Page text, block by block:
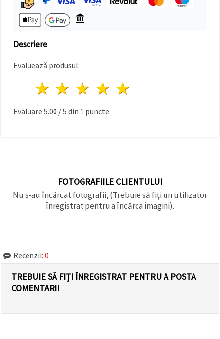
Descriere
Evaluează produsul:
4 stele
3 stele
2 stele
1 stea
Evaluare 5.00 /5 din 1 puncte.
FOTOGRAFIILE CLIENTULUI
Nu s-au încărcat fotografii, (Trebuie să fiți un utilizator
înregistrat pentru a încărca imagini).
Recenzii: 0
TREBUIE SĂ FIȚI ÎNREGISTRAT PENTRU A POSTA
COMENTARII